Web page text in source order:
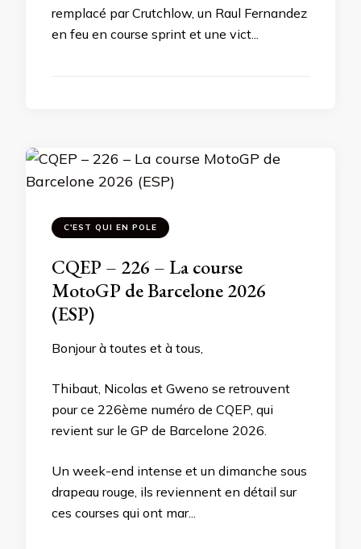
remplacé par Crutchlow, un Raul Fernandez
en feu en course sprint et une vict...
C'EST QUI EN POLE
CQEP – 226 – La course
MotoGP de Barcelone 2026
(ESP)
Bonjour à toutes et à tous,
Thibaut, Nicolas et Gweno se retrouvent
pour ce 226ème numéro de CQEP, qui
revient sur le GP de Barcelone 2026.
Un week-end intense et un dimanche sous
drapeau rouge, ils reviennent en détail sur
ces courses qui ont mar...